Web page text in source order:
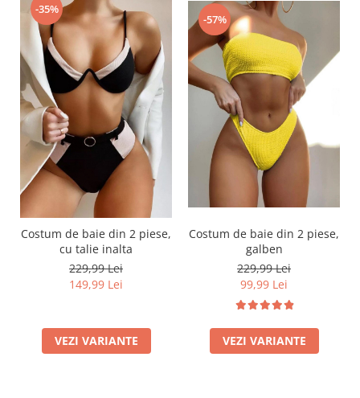
-35%
Costum de baie din 2 piese,
cu talie inalta
229,99 Lei
149,99 Lei
VEZI VARIANTE
-57%
Costum de baie din 2 piese,
galben
229,99 Lei
99,99 Lei
VEZI VARIANTE